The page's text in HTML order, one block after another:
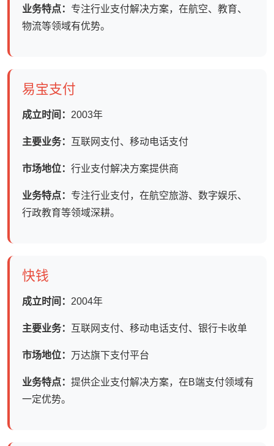
业务特点： 专注行业支付解决方案，在航空、教育、
物流等领域有优势。
易宝支付
成立时间： 2003年
主要业务： 互联网支付、移动电话支付
市场地位： 行业支付解决方案提供商
业务特点： 专注行业支付，在航空旅游、数字娱乐、
行政教育等领域深耕。
快钱
成立时间： 2004年
主要业务： 互联网支付、移动电话支付、银行卡收单
市场地位： 万达旗下支付平台
业务特点： 提供企业支付解决方案，在B端支付领域有
一定优势。